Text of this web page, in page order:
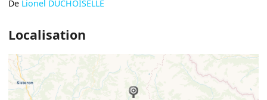
De Lionel DUCHOISELLE
Localisation